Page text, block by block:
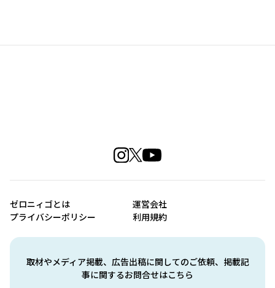
取材やメディア掲載、広告出稿に関してのご依頼、掲載記
事に関するお問合せはこちら
ゼロニィゴとは
運営会社
プライバシーポリシー
利用規約